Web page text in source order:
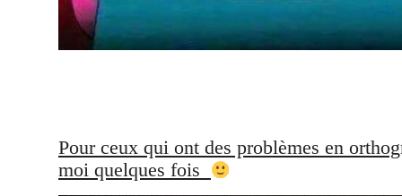
Pour ceux qui ont des problèmes en
moi quelques fois